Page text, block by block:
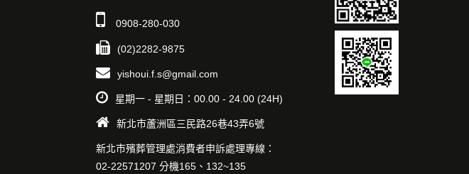
0908-280-030
(02)2282-9875
yishoui.f.s@gmail.com
星期一 - 星期日：00.00 - 24.00 (24H)
新北市蘆洲區三民路26巷43弄6號
新北市殯葬管理處消費者申訴處理專線：
02-22571207 分機165、132~135